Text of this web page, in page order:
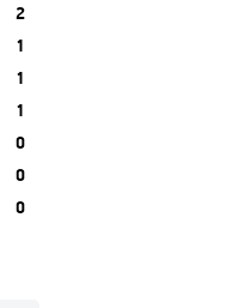
2
1
1
1
0
0
0